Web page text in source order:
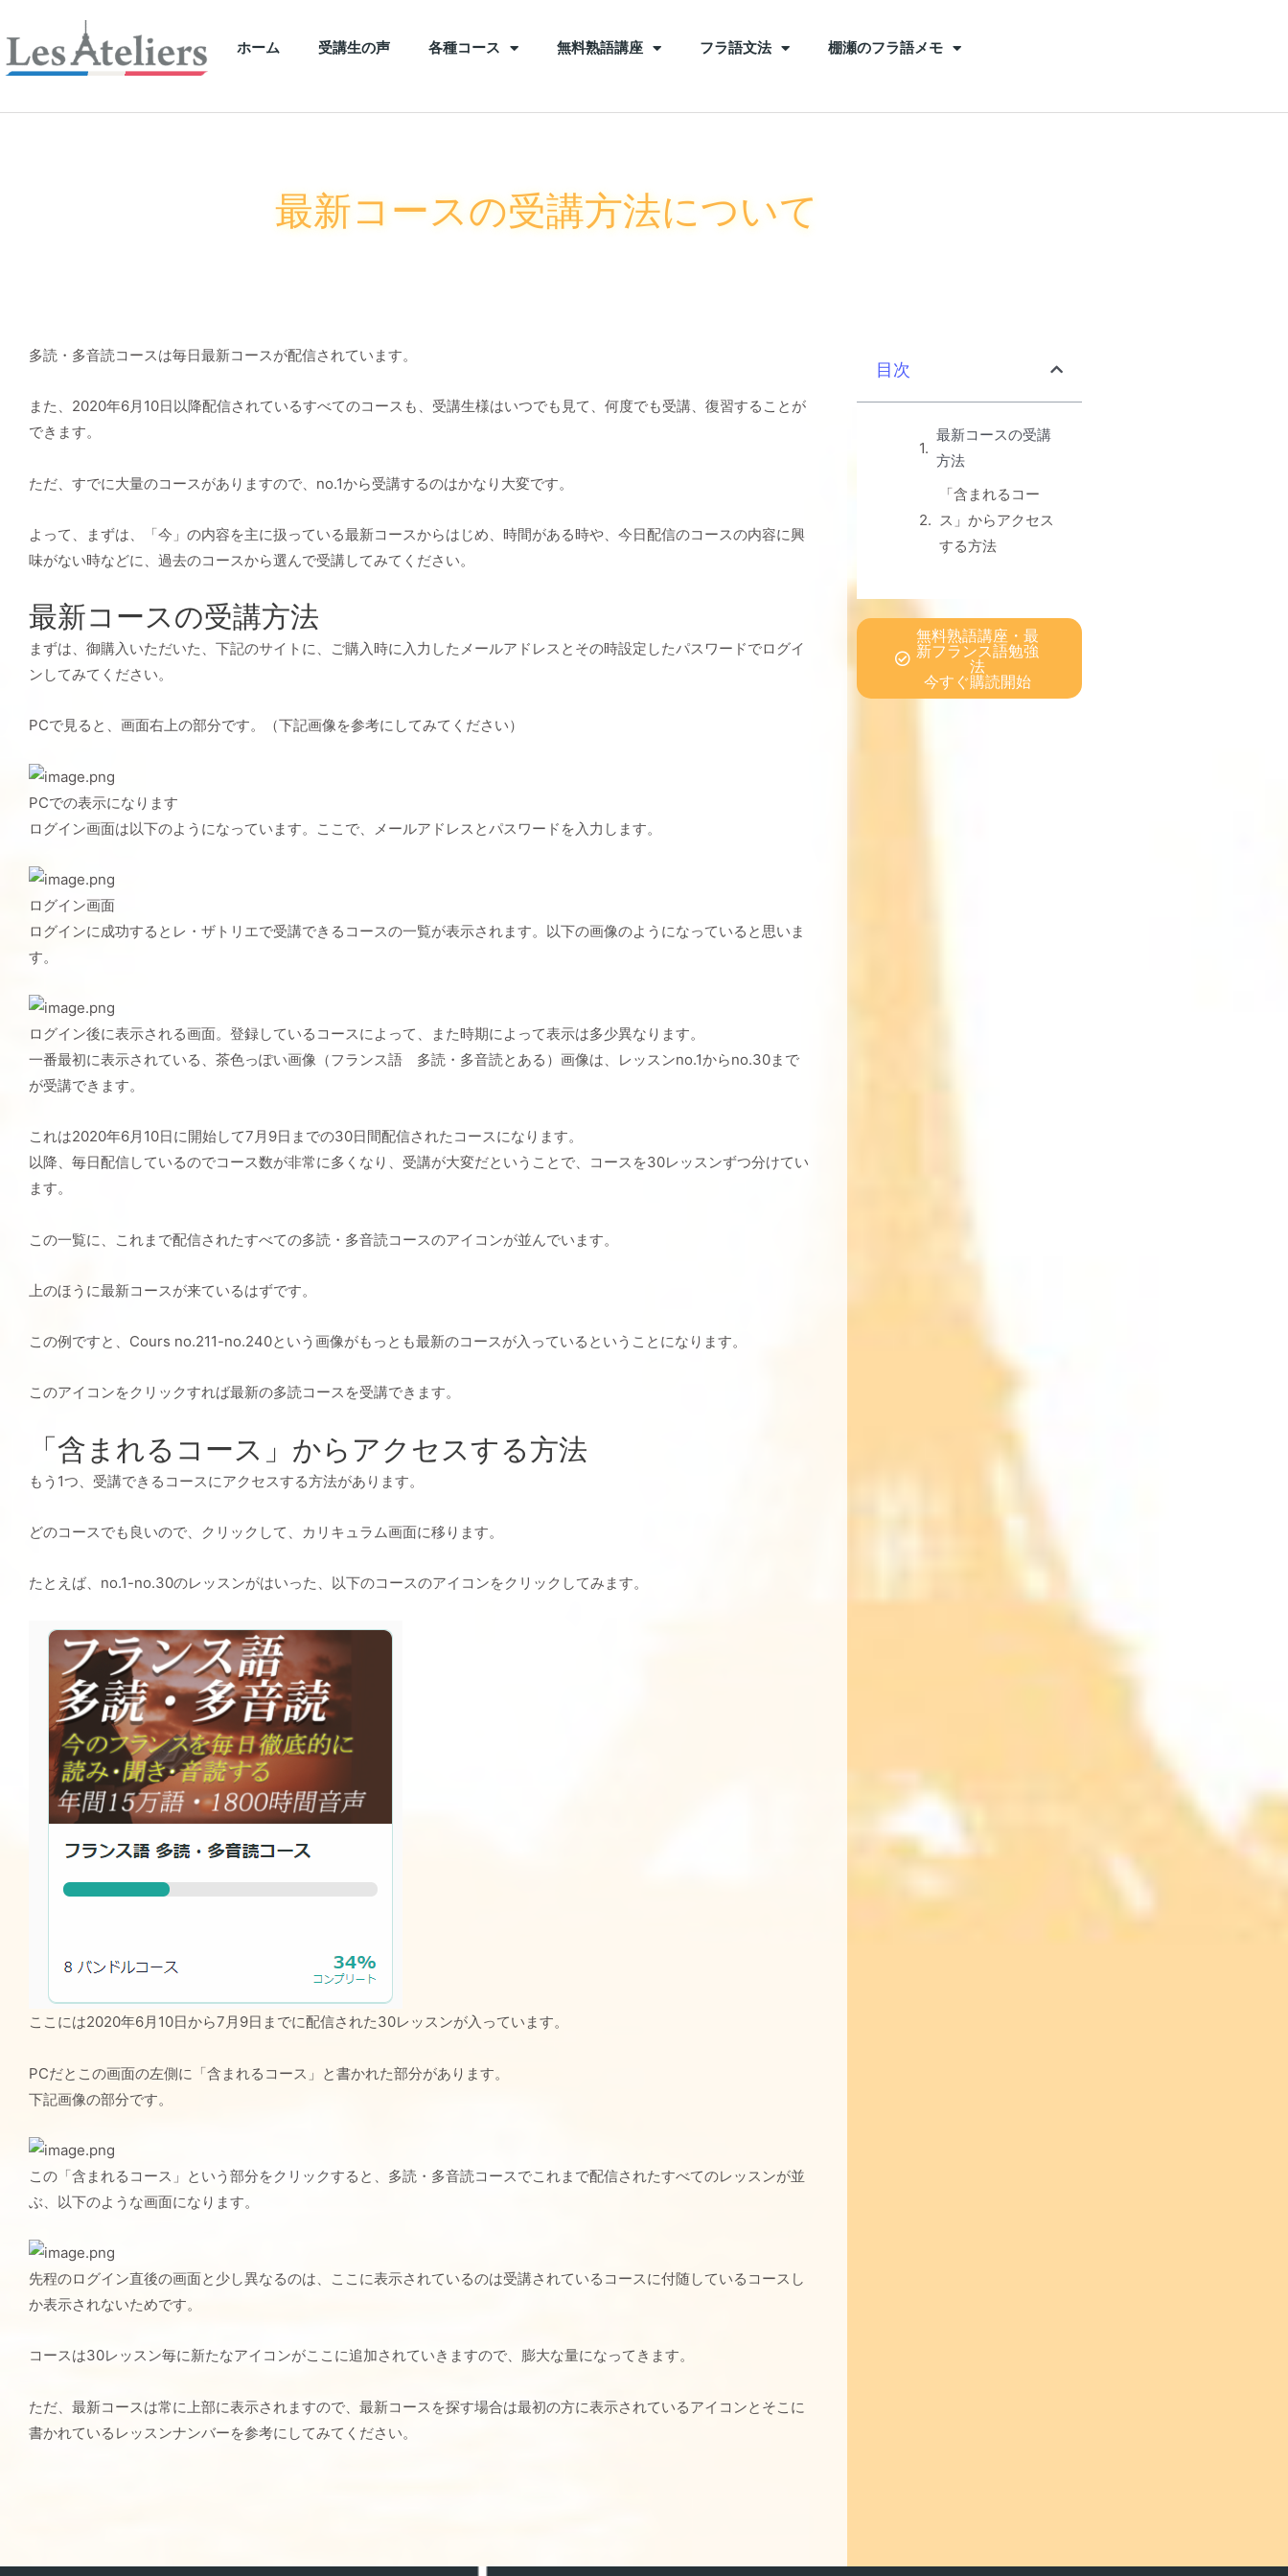
ホーム 受講生の声 各種コース 無料熟語講座 フラ語文法 棚瀬のフラ語メモ
最新コースの受講方法について
多読・多音読コースは毎日最新コースが配信されています。
また、2020年6月10日以降配信されているすべてのコースも、受講生様はいつでも見て、何度でも受講、復習することが
できます。
ただ、すでに大量のコースがありますので、no.1から受講するのはかなり大変です。
よって、まずは、「今」の内容を主に扱っている最新コースからはじめ、時間がある時や、今日配信のコースの内容に興
味がない時などに、過去のコースから選んで受講してみてください。
最新コースの受講方法
まずは、御購入いただいた、下記のサイトに、ご購入時に入力したメールアドレスとその時設定したパスワードでログイ
ンしてみてください。
PCで見ると、画面右上の部分です。（下記画像を参考にしてみてください）
PCでの表示になります
ログイン画面は以下のようになっています。ここで、メールアドレスとパスワードを入力します。
ログイン画面
ログインに成功するとレ・ザトリエで受講できるコースの一覧が表示されます。以下の画像のようになっていると思いま
す。
ログイン後に表示される画面。登録しているコースによって、また時期によって表示は多少異なります。
一番最初に表示されている、茶色っぽい画像（フランス語 多読・多音読とある）画像は、レッスンno.1からno.30まで
が受講できます。
これは2020年6月10日に開始して7月9日までの30日間配信されたコースになります。
以降、毎日配信しているのでコース数が非常に多くなり、受講が大変だということで、コースを30レッスンずつ分けてい
ます。
この一覧に、これまで配信されたすべての多読・多音読コースのアイコンが並んでいます。
上のほうに最新コースが来ているはずです。
この例ですと、Cours no.211-no.240という画像がもっとも最新のコースが入っているということになります。
このアイコンをクリックすれば最新の多読コースを受講できます。
「含まれるコース」からアクセスする方法
もう1つ、受講できるコースにアクセスする方法があります。
どのコースでも良いので、クリックして、カリキュラム画面に移ります。
たとえば、no.1-no.30のレッスンがはいった、以下のコースのアイコンをクリックしてみます。
ここには2020年6月10日から7月9日までに配信された30レッスンが入っています。
PCだとこの画面の左側に「含まれるコース」と書かれた部分があります。
下記画像の部分です。
この「含まれるコース」という部分をクリックすると、多読・多音読コースでこれまで配信されたすべてのレッスンが並
ぶ、以下のような画面になります。
先程のログイン直後の画面と少し異なるのは、ここに表示されているのは受講されているコースに付随しているコースし
か表示されないためです。
コースは30レッスン毎に新たなアイコンがここに追加されていきますので、膨大な量になってきます。
ただ、最新コースは常に上部に表示されますので、最新コースを探す場合は最初の方に表示されているアイコンとそこに
書かれているレッスンナンバーを参考にしてみてください。
目次
最新コースの受講
方法
「含まれるコー
ス」からアクセス
する方法
無料熟語講座・最
新フランス語勉強
法
今すぐ購読開始